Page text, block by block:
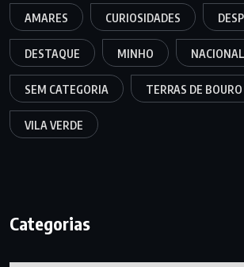
AMARES CURIOSIDADES
DESTAQUE MINHO NACIONAL
SEM CATEGORIA TERRAS DE BOURO
VILA VERDE
Categorias